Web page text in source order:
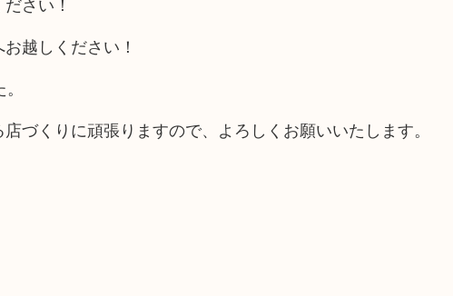
越しください！
づくりに頑張りますので、よろしくお願いいたします。